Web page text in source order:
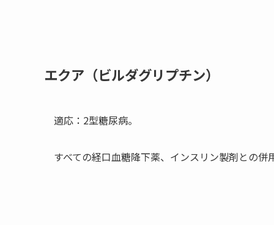
エクア（ビルダグリプチン）
適応：2型糖尿病。
すべての経口血糖降下薬、インスリン製剤との併